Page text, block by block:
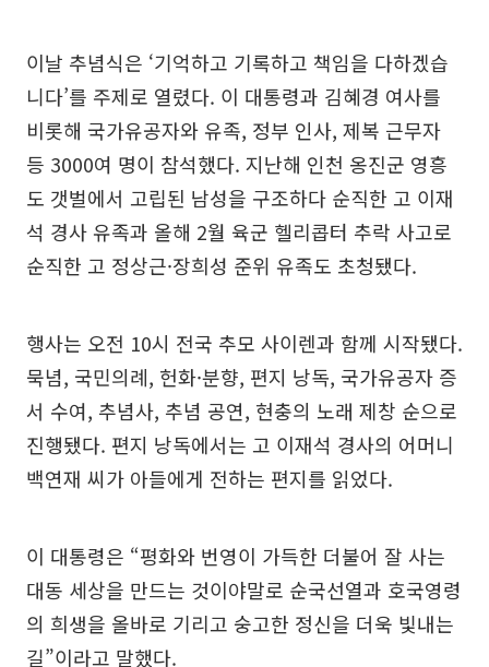
이날 추념식은 ‘기억하고 기록하고 책임을 다하겠습
니다’를 주제로 열렸다. 이 대통령과 김혜경 여사를
비롯해 국가유공자와 유족, 정부 인사, 제복 근무자
등 3000여 명이 참석했다. 지난해 인천 옹진군 영흥
도 갯벌에서 고립된 남성을 구조하다 순직한 고 이재
석 경사 유족과 올해 2월 육군 헬리콥터 추락 사고로
순직한 고 정상근·장희성 준위 유족도 초청됐다.
행사는 오전 10시 전국 추모 사이렌과 함께 시작됐다.
묵념, 국민의례, 헌화·분향, 편지 낭독, 국가유공자 증
서 수여, 추념사, 추념 공연, 현충의 노래 제창 순으로
진행됐다. 편지 낭독에서는 고 이재석 경사의 어머니
백연재 씨가 아들에게 전하는 편지를 읽었다.
이 대통령은 “평화와 번영이 가득한 더불어 잘 사는
대동 세상을 만드는 것이야말로 순국선열과 호국영령
의 희생을 올바로 기리고 숭고한 정신을 더욱 빛내는
길”이라고 말했다.